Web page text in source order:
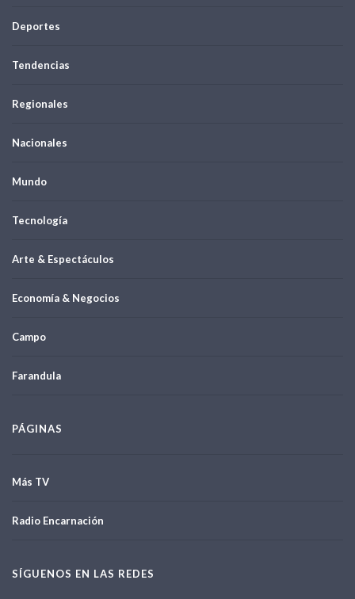
Deportes
Tendencias
Regionales
Nacionales
Mundo
Tecnología
Arte & Espectáculos
Economía & Negocios
Campo
Farandula
PÁGINAS
Más TV
Radio Encarnación
SÍGUENOS EN LAS REDES